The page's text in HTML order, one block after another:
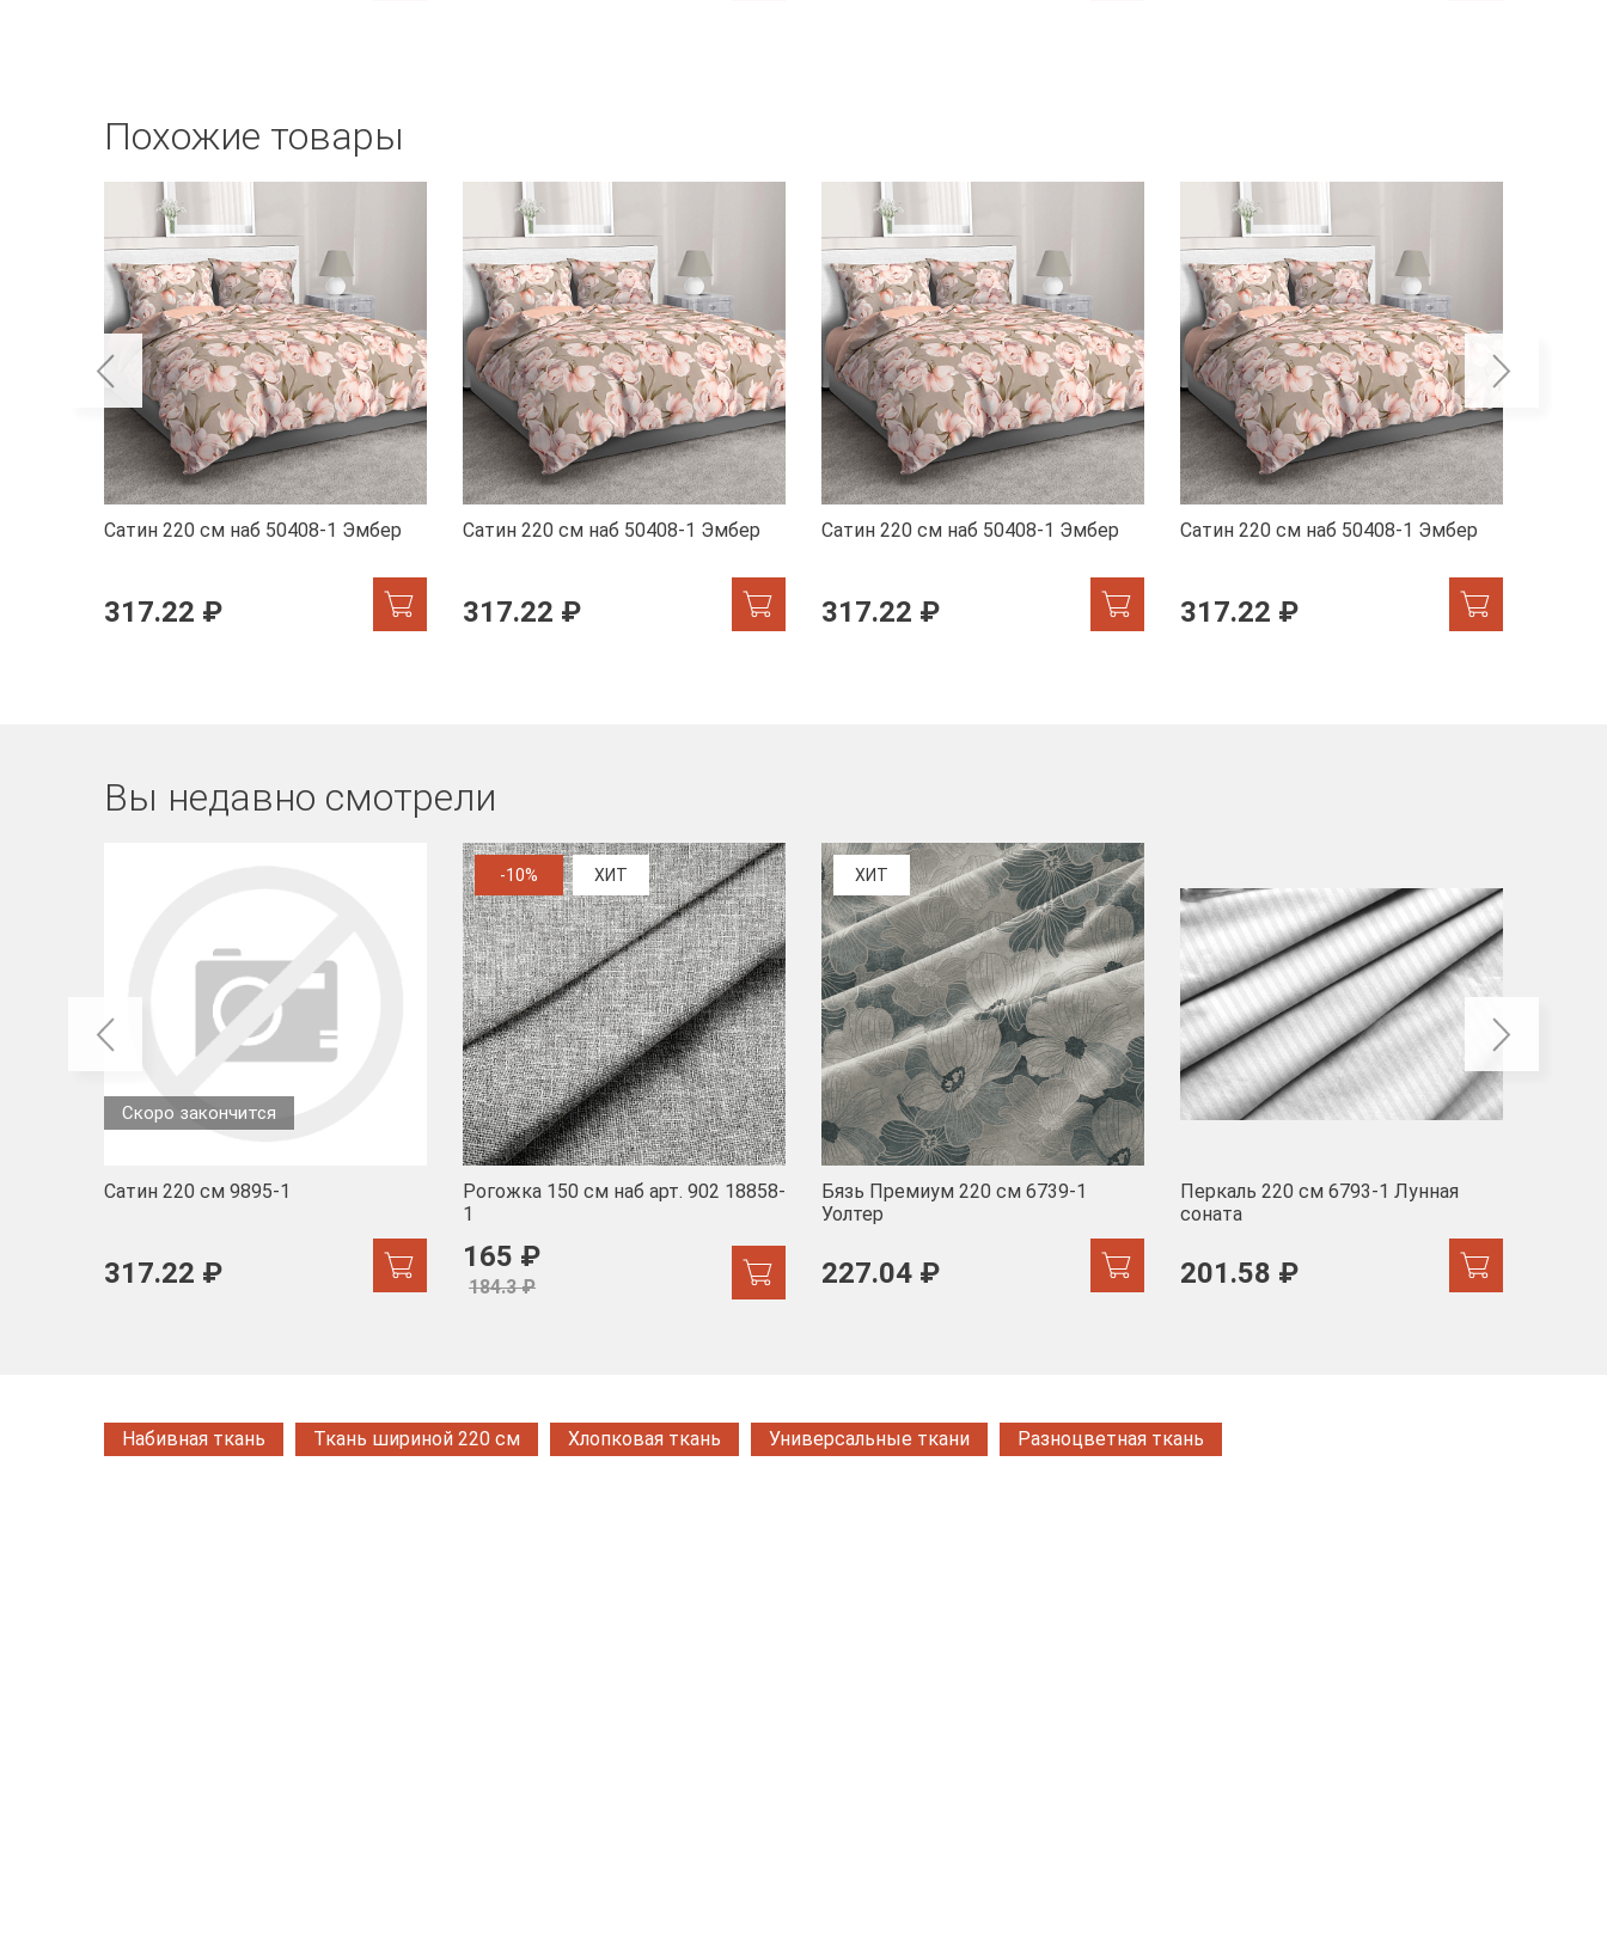
Похожие товары
Сатин 220 см наб 50408-1 Эмбер
317.22 ₽
Сатин 220 см наб 50408-1 Эмбер
317.22 ₽
Сатин 220 см наб 50408-1 Эмбер
317.22 ₽
Сатин 220 см наб 50408-1 Эмбер
317.22 ₽
Вы недавно смотрели
Скоро закончится
Сатин 220 см 9895-1
317.22 ₽
-10% ХИТ
Рогожка 150 см наб арт. 902 18858-
1
165 ₽
184.3 ₽
ХИТ
Бязь Премиум 220 см 6739-1
Уолтер
227.04 ₽
Перкаль 220 см 6793-1 Лунная
соната
201.58 ₽
Набивная ткань Ткань шириной 220 см Хлопковая ткань Универсальные ткани Разноцветная ткань